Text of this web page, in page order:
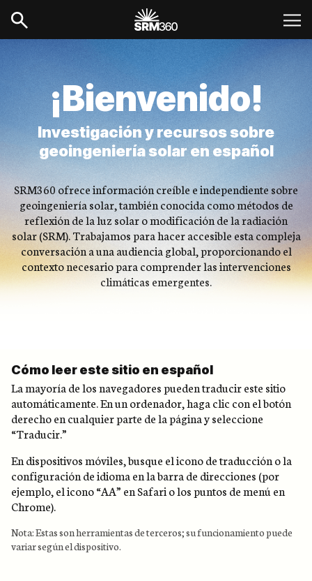
¡Bienvenido!
Investigación y recursos sobre
geoingeniería solar en español
SRM360 ofrece información creíble e independiente sobre
geoingeniería solar, también conocida como métodos de
reflexión de la luz solar o modificación de la radiación
solar (SRM). Trabajamos para hacer accesible esta compleja
conversación a una audiencia global, proporcionando el
contexto necesario para comprender las intervenciones
climáticas emergentes.
Cómo leer este sitio en español
La mayoría de los navegadores pueden traducir este sitio
automáticamente. En un ordenador, haga clic con el botón
derecho en cualquier parte de la página y seleccione
“Traducir.”
En dispositivos móviles, busque el icono de traducción o la
configuración de idioma en la barra de direcciones (por
ejemplo, el icono “AA” en Safari o los puntos de menú en
Chrome).
Nota: Estas son herramientas de terceros; su funcionamiento puede
variar según el dispositivo.